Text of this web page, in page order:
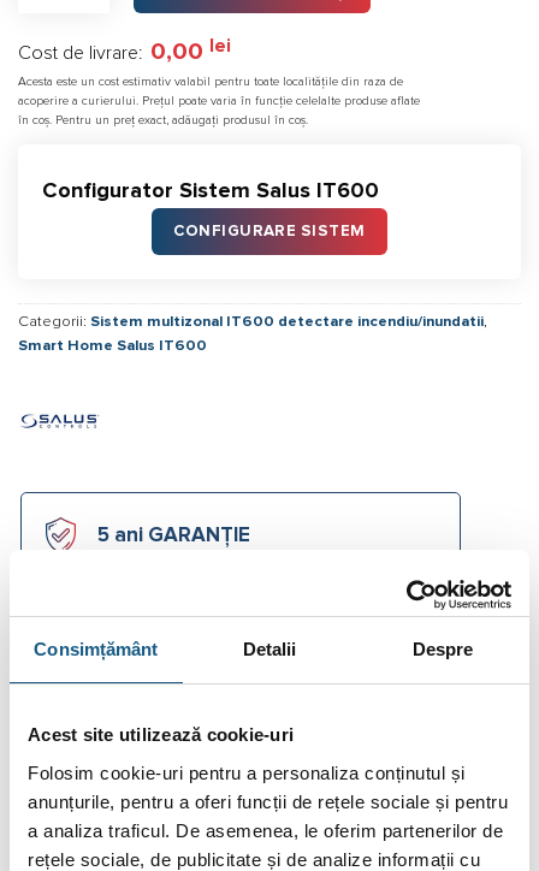
Consimțământ Detalii Despre
Acest site utilizează cookie-uri
Folosim cookie-uri pentru a personaliza conținutul și
anunțurile, pentru a oferi funcții de rețele sociale și pentru
a analiza traficul. De asemenea, le oferim partenerilor de
rețele sociale, de publicitate și de analize informații cu
Cost de livrare: 0,00 lei
Acesta este un cost estimativ valabil pentru toate localitățile din raza de
acoperire a curierului. Prețul poate varia în funcție celelalte produse aflate
în coș. Pentru un preț exact, adăugați produsul în coș.
Configurator Sistem Salus IT600
CONFIGURARE SISTEM
Categorii: Sistem multizonal IT600 detectare incendiu/inundatii,
Smart Home Salus IT600
5 ani GARANȚIE
Asistență tehnică instant pe chat
Accesorii și soluții complete mai
Cere Ofertă Preț